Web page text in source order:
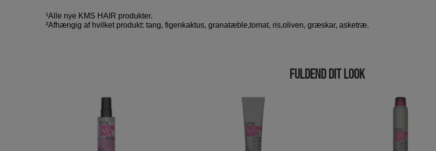
¹Alle nye KMS HAIR produkter.
²Afhængig af hvilket produkt: tang, figenkaktus, granatæble,tomat, ris,oliven, græskar, asketræ.
FULDEND DIT LOOK